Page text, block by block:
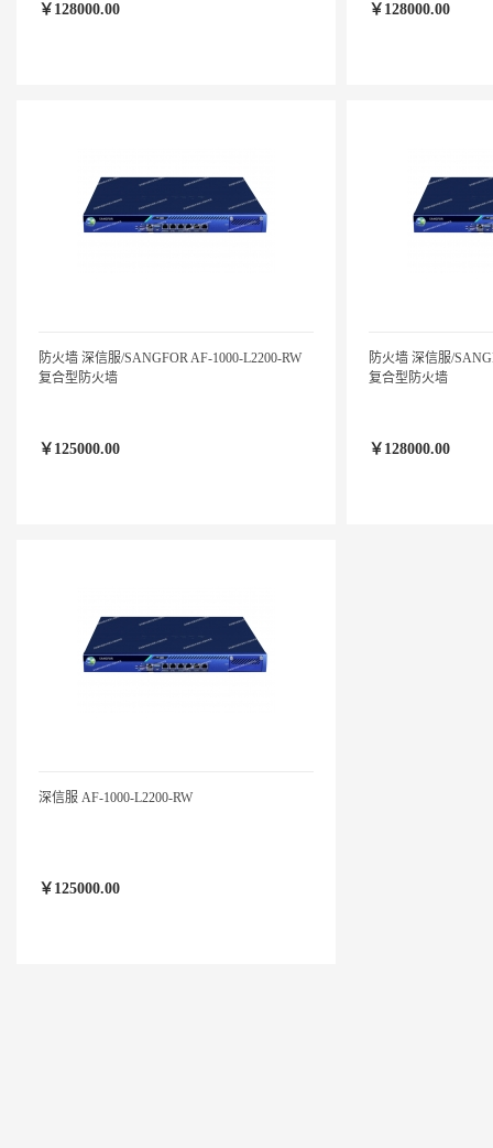
￥128000.00 ￥128000.00
防火墙 深信服/SANGFOR AF-1000-L2200-RW
复合型防火墙
￥125000.00
防火墙 深信服/
复合型防火墙
￥128000.00
深信服 AF-1000-L2200-RW
￥125000.00